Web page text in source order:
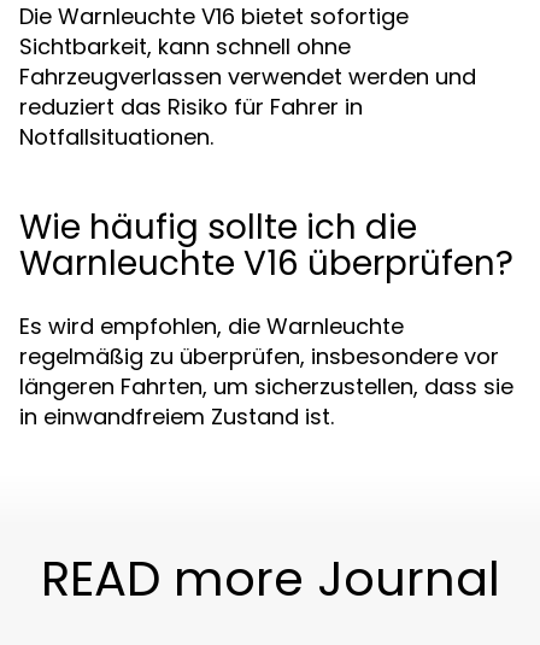
Die Warnleuchte V16 bietet sofortige
Sichtbarkeit, kann schnell ohne
Fahrzeugverlassen verwendet werden und
reduziert das Risiko für Fahrer in
Notfallsituationen.
Wie häufig sollte ich die
Warnleuchte V16 überprüfen?
Es wird empfohlen, die Warnleuchte
regelmäßig zu überprüfen, insbesondere vor
längeren Fahrten, um sicherzustellen, dass sie
in einwandfreiem Zustand ist.
READ more Journal